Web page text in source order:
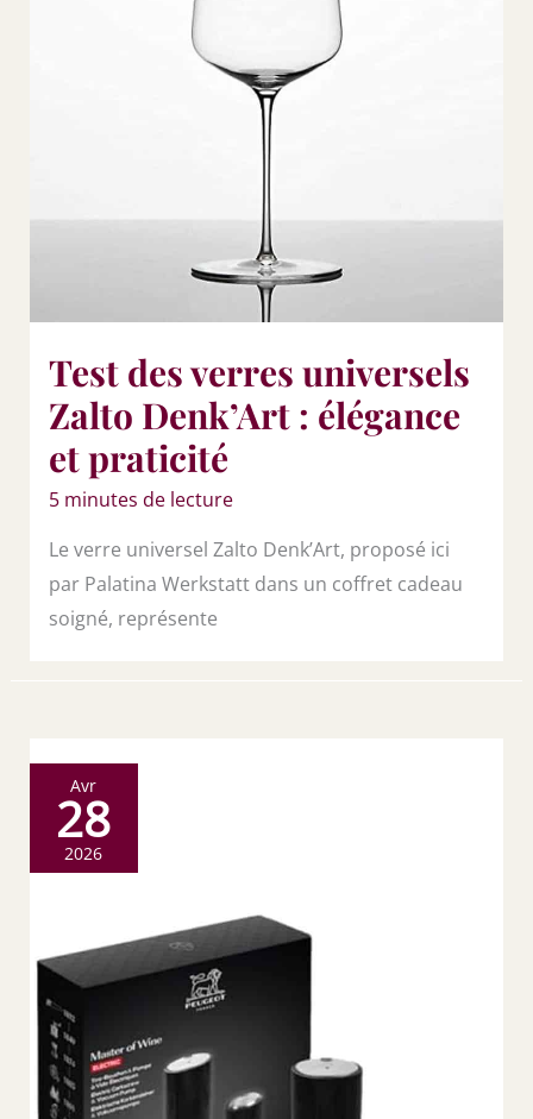
Test des verres universels
Zalto Denk’Art : élégance
et praticité
5 minutes de lecture
Le verre universel Zalto Denk’Art, proposé ici
par Palatina Werkstatt dans un coffret cadeau
soigné, représente
Avr
28
2026